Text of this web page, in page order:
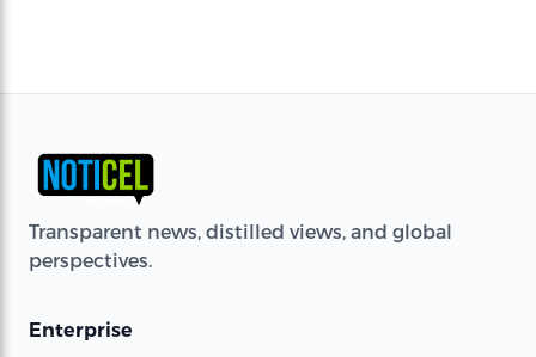
Transparent news, distilled views, and global
perspectives.
Enterprise